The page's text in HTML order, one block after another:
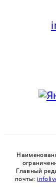
Главный
почты: